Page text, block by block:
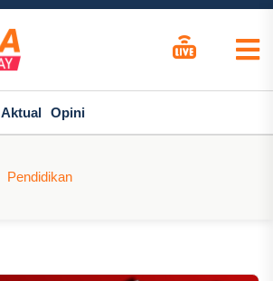
Aktual Opini
Pendidikan